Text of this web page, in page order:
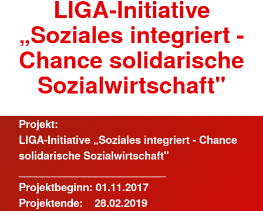
LIGA-Initiative
„Soziales integriert -
Chance solidarische
Sozialwirtschaft"
Projekt:
LIGA-Initiative „Soziales integriert - Chance
solidarische Sozialwirtschaft"
Projektbeginn: 01.11.2017
Projektende: 28.02.2019